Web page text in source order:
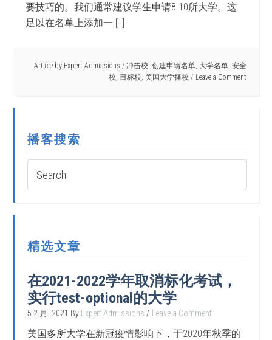
要技巧的。我们通常建议学生申请8-10所大学。这
足以在名单上添加一 […]
Article by Expert Admissions / 冲击校, 创建申请名单, 大学名单, 安全
校, 目标校, 美国大学择校 Leave a Comment
播客搜索
精选文章
在2021-2022学年取消标化考试，
实行test-optional的大学
5 2 月, 2021 By Expert Admissions Leave a Comment
美国多所大学在新冠疫情影响下，于2020年秋季的